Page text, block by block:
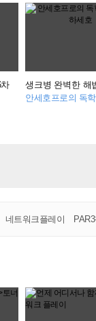
생크병 완벽한 해
네트워크플레이